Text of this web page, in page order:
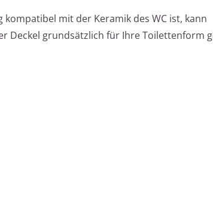
mit der Keramik des WC ist, kann
Deckel grundsätzlich für Ihre Toilettenform